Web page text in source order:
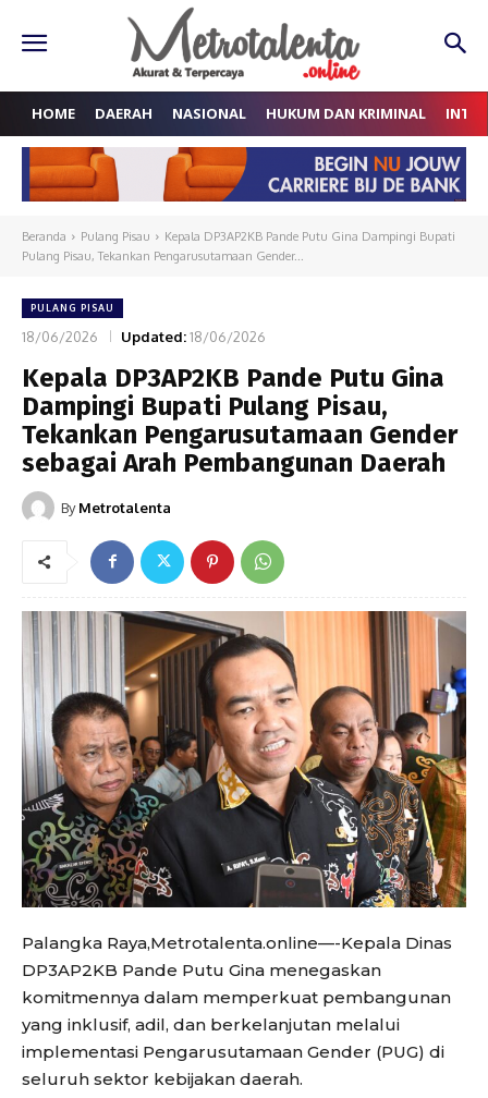
HOME DAERAH NASIONAL HUKUM DAN KRIMINAL
Beranda Pulang Pisau
Kepala DP3AP2KB Pande Putu Gina Dampingi Bupati
Pulang Pisau, Tekankan Pengarusutamaan Gender...
PULANG PISAU
18/06/2026 Updated:18/06/2026
Kepala DP3AP2KB Pande Putu Gina
Dampingi Bupati Pulang Pisau,
Tekankan Pengarusutamaan Gender
sebagai Arah Pembangunan Daerah
By Metrotalenta
Palangka Raya,Metrotalenta.online—-Kepala Dinas
DP3AP2KB Pande Putu Gina menegaskan
komitmennya dalam memperkuat pembangunan
yang inklusif, adil, dan berkelanjutan melalui
implementasi Pengarusutamaan Gender (PUG) di
seluruh sektor kebijakan daerah.